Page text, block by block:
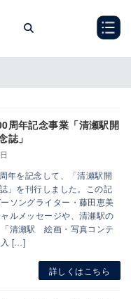
周年記念事業「清瀬駅開
誌」
年を記念して、「清瀬駅開
」を刊行しました。この記
ソングライター・藤田恵美
ルメッセージや、清瀬駅の
清瀬駅 絵画・写真コンテ
入 […]
詳しくはこちら